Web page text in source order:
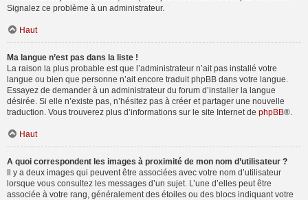
Signalez ce problème à un administrateur.
Haut
Ma langue n’est pas dans la liste !
La raison la plus probable est que l’administrateur n’ait pas installé votre
langue ou bien que personne n’ait encore traduit phpBB dans votre langue.
Essayez de demander à un administrateur du forum d’installer la langue
désirée. Si elle n’existe pas, n’hésitez pas à créer et partager une nouvelle
traduction. Vous trouverez plus d’informations sur le site Internet de phpBB®.
Haut
A quoi correspondent les images à proximité de mon nom d’utilisateur ?
Il y a deux images qui peuvent être associées avec votre nom d’utilisateur
lorsque vous consultez les messages d’un sujet. L’une d’elles peut être
associée à votre rang, généralement des étoiles ou des blocs indiquant votre